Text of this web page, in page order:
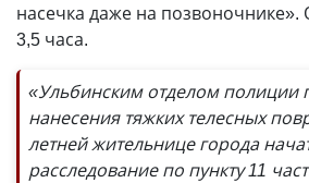
насечка даже на позвоночнике».
3,5 часа.
«Ульбинским отделом полиции
нанесения тяжких телесных
летней жительнице города
расследование по пункту 11